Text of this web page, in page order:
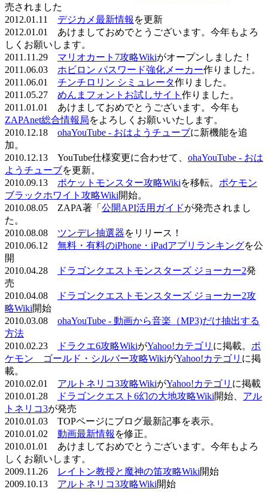
売されました
2012.01.11 デジカメ最新情報 を更新
2012.01.01 あけましておめでとうございます。今年もよろ
しくお願いします。
2011.11.29 マリオカート7攻略Wikiがオープンしました！
2011.06.03 ホビロン パスワード強化メーカー作りました。
2011.06.01 チンチロリン シミュレータ作りました。
2011.05.27 めんまフォントお試しサイト 作りました。
2011.01.01 あけましておめでとうございます。今年も
ZAPAnet総合情報局をよろしくお願いいたします。
2010.12.18 ohaYouTube - おはようチューブに新機能を追
加。
2010.12.13 YouTube仕様変更に合わせて、 ohaYouTube - おは
ようチューブを更新。
2010.09.13 ポケットモンスター攻略Wikiを移転。 ポケモン
ブラックホワイト攻略Wiki開始。
2010.08.05 ZAPA著「 公開API活用ガイドが発売されまし
た。
2010.08.08 ツンデレ抽選器をリリース！
2010.06.12 無料・有料のiPhone・iPadアプリランキングを公
開
2010.04.28
ドラゴンクエストモンスターズ ジョーカー2発
売
2010.04.08
ドラゴンクエストモンスターズ ジョーカー2攻
略Wiki開始
2010.03.08 ohaYouTube - 動画から音楽（MP3)だけ抽出する
方法
2010.02.23
ドラクエ6攻略WikiがYahoo!カテゴリ に掲載。 ポ
ケモン ゴールド・シルバー攻略WikiがYahoo!カテゴリ に掲
載。
2010.02.01 アルトネリコ3攻略WikiがYahoo!カテゴリ に掲載
2010.01.28
ドラゴンクエスト6幻の大地攻略Wiki開始、 アル
トネリコ3が発売
2010.01.03 TOPページにブログ最新記事を表示。
2010.01.02 動画最新情報 を修正。
2010.01.01 あけましておめでとうございます。今年もよろ
しくお願いします。
2009.11.26
レイトン教授と魔神の笛攻略Wiki開始
2009.10.13 アルトネリコ3攻略Wiki開始